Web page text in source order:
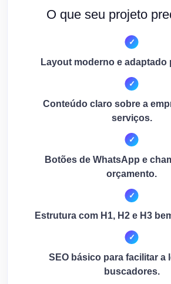
O que seu projeto
Layout moderno e adaptado
Conteúdo claro sobre a
serviços.
Botões de WhatsApp e
orçamento.
Estrutura com H1, H2 e H3
SEO básico para facilitar a
buscadores.